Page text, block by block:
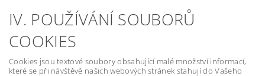
IV. POUŽÍVÁNÍ SOUBORŮ
COOKIES
Cookies jsou textové soubory obsahující malé množství informací,
které se při návštěvě našich webových stránek stahují do Vašeho